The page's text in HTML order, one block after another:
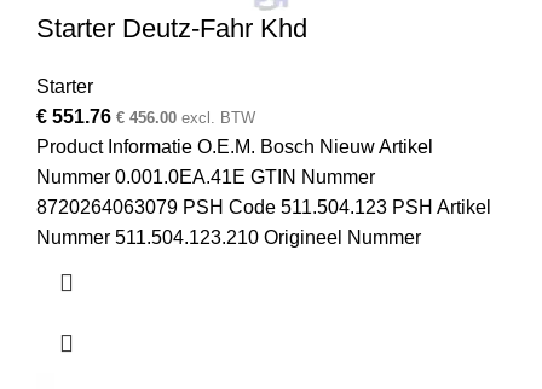
Starter Deutz-Fahr Khd
Starter
€ 551.76 € 456.00 excl. BTW
Product Informatie O.E.M. Bosch Nieuw Artikel
Nummer 0.001.0EA.41E GTIN Nummer
8720264063079 PSH Code 511.504.123 PSH Artikel
Nummer 511.504.123.210 Origineel Nummer